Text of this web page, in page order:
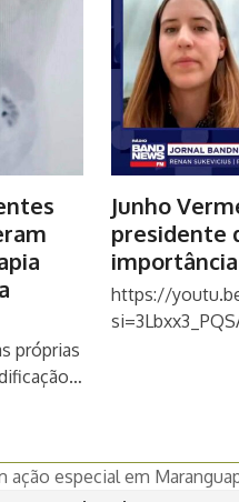
próprias
Junho
presidente
https://
ação especial em